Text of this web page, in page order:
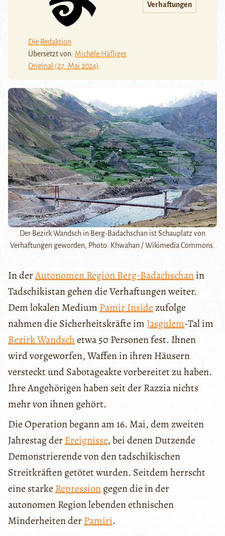
Die Redaktion
Übersetzt von: Michèle Häfliger
Original (27. Mai 2024)
Verhaftungen
Der Bezirk Wandsch in Berg-Badachschan ist Schauplatz von
Verhaftungen geworden, Photo: Khwahan / Wikimedia Commons.
In derAutonomen Region Berg-Badachschanin
Tadschikistan gehen die Verhaftungen weiter.
Dem lokalen Medium Pamir Insidezufolge
nahmen die Sicherheitskräfte im Jasgulem-Tal im
Bezirk Wandschetwa 50 Personen fest. Ihnen
wird vorgeworfen, Waffen in ihren Häusern
versteckt und Sabotageakte vorbereitet zu haben.
Ihre Angehörigen haben seit der Razzia nichts
mehr von ihnen gehört.
Die Operation begann am 16. Mai, dem zweiten
Jahrestag derEreignisse, bei denen Dutzende
Demonstrierende von den tadschikischen
Streitkräften getötet wurden. Seitdem herrscht
eine starke Repressiongegen die in der
autonomen Region lebenden ethnischen
Minderheiten derPamiri.